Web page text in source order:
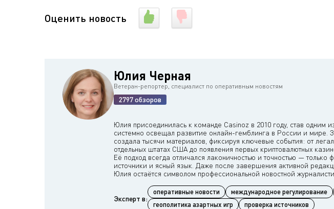
Оценить новость
Юлия Черная
Ветеран-репортер, специалист по оперативным новостям
2797 обзоров
Юлия присоединилась к команде Casinoz в 2010 году, став одним
системно освещал развитие онлайн-гемблинга в России и мире.
создала тысячи материалов, фиксируя ключевые события: от
отдельных штатах США до появления первых криптовалютных
Её подход всегда отличался лаконичностью и точностью — только
источники и ясный язык. Даже после завершения активной
Эксперт в:
оперативные новости международное регулирование
геополитика азартных игр
проверка источников